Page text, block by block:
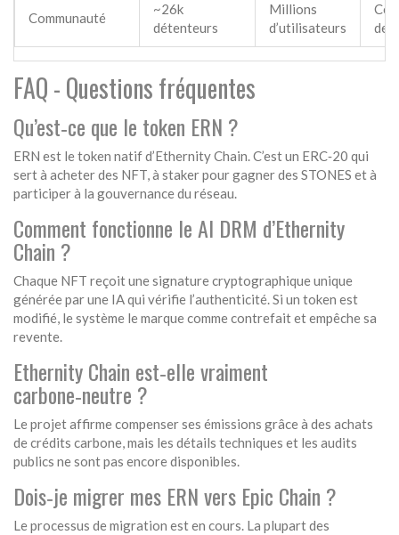
Communauté
~26k
détenteurs
Millions
d’utilisateurs
de
FAQ - Questions fréquentes
Qu’est‑ce que le token ERN ?
ERN est le token natif d’Ethernity Chain. C’est un ERC‑20 qui
sert à acheter des NFT, à staker pour gagner des STONES et à
participer à la gouvernance du réseau.
Comment fonctionne le AI DRM d’Ethernity
Chain ?
Chaque NFT reçoit une signature cryptographique unique
générée par une IA qui vérifie l’authenticité. Si un token est
modifié, le système le marque comme contrefait et empêche sa
revente.
Ethernity Chain est‑elle vraiment
carbone‑neutre ?
Le projet affirme compenser ses émissions grâce à des achats
de crédits carbone, mais les détails techniques et les audits
publics ne sont pas encore disponibles.
Dois‑je migrer mes ERN vers Epic Chain ?
Le processus de migration est en cours. La plupart des